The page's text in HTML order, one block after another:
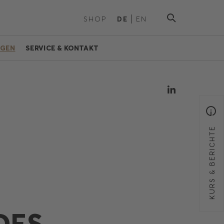
KURS & BERICHTE
SHOP DE EN
SERVICE & KONTAKT